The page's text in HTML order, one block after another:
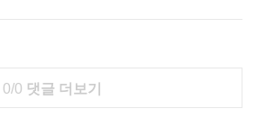
0/0 댓글 더보기